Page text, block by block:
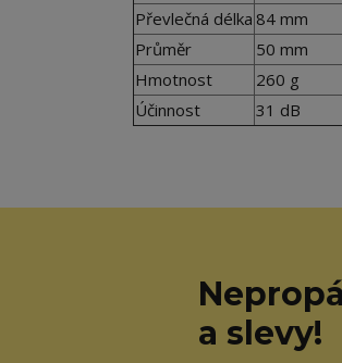
Převlečná délka 84 mm
Průměr
50 mm
Hmotnost
260 g
Účinnost
31 dB
a slevy!